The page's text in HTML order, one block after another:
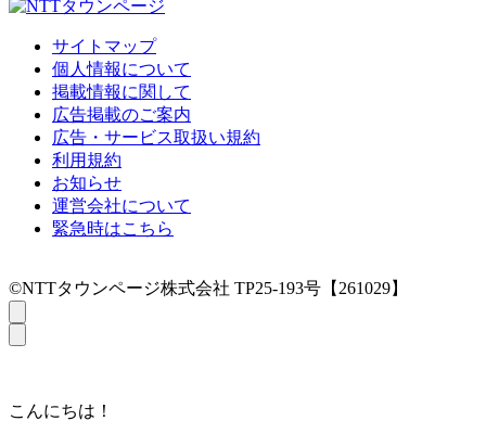
サイトマップ
個人情報について
掲載情報に関して
広告掲載のご案内
広告・サービス取扱い規約
利用規約
お知らせ
運営会社について
緊急時はこちら
©NTTタウンページ株式会社 TP25-193号【261029】
こんにちは！